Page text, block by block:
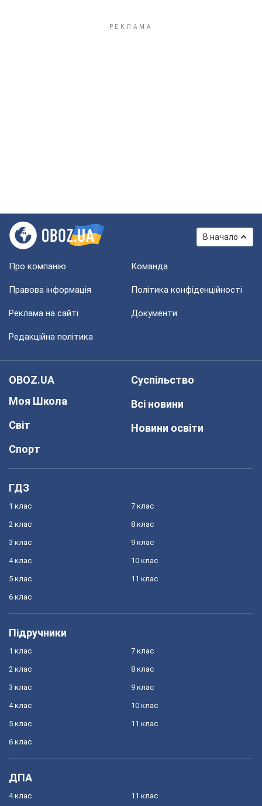
В начало
Про компанію Команда
Правова інформація Політика конфіденційності
Реклама на сайті Документи
Редакційна політика
OBOZ.UA
Моя Школа
Світ
Спорт
Суспільство
Всі новини
Новини освіти
ГДЗ
1 клас
2 клас
3 клас
4 клас
5 клас
6 клас
7 клас
8 клас
9 клас
10 клас
11 клас
Підручники
1 клас
2 клас
3 клас
4 клас
5 клас
6 клас
7 клас
8 клас
9 клас
10 клас
11 клас
ДПА
4 клас 11 клас